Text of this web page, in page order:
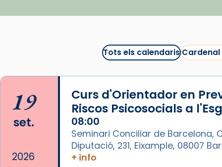
juliol la missa de Les Santes de
📸 J. Merino
Photo
View on Facebook · Share
Arquebisbat de Barcelona
Tots els calendarisCardenal
19
set.
2026
Curs d'Orientador en
Riscos Psicosocials a
08:00
Seminari Conciliar de Barcelona,
Diputació, 231, Eixample, 08007
+ info